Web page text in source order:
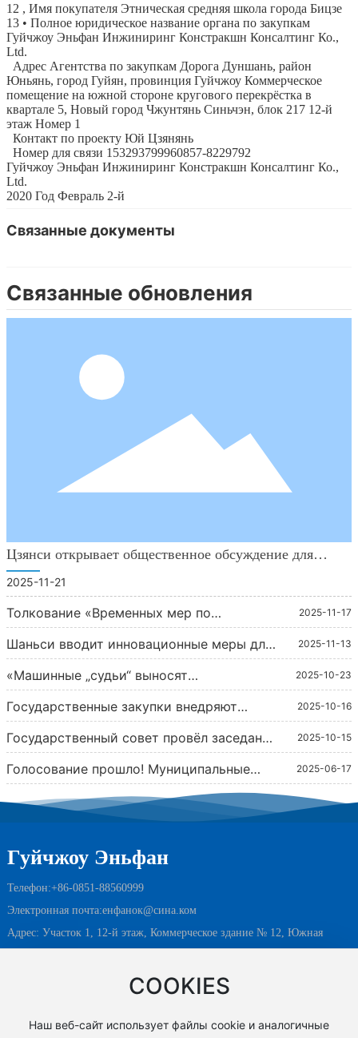
12 , Имя покупателя Этническая средняя школа города Бицзе
13 • Полное юридическое название органа по закупкам
Гуйчжоу Эньфан Инжиниринг Констракшн Консалтинг Ко.,
Ltd.
Адрес Агентства по закупкам Дорога Дуншань, район
Юньянь, город Гуйян, провинция Гуйчжоу Коммерческое
помещение на южной стороне кругового перекрёстка в
квартале 5, Новый город Чжунтянь Синьчэн, блок 217 12-й
этаж Номер 1
Контакт по проекту Юй Цзянянь
Номер для связи 153293799960857-8229792
Гуйчжоу Эньфан Инжиниринг Констракшн Консалтинг Ко.,
Ltd.
2020 Год Февраль 2-й
Связанные документы
Связанные обновления
Цзянси открывает общественное обсуждение для
решения вопроса о чрезвычайно низких ценах.
———
2025-11-21
Толкование «Временных мер по
управлению организациями,
осуществляющими торги для проектов в
области инженерного строительства»
2025-11-17
Шаньси вводит инновационные меры для
стандартизации оценки государственных
закупок
2025-11-13
«Машинные „судьи“ выносят
справедливые „ударные“ решения —
первые впечатления о реформе
„машинного управления тендерами“ в
Чанша, Хунань»
2025-10-23
Государственные закупки внедряют
единые стандарты, что позволяет
отечественным и зарубежным
предприятиям конкурировать на равных
условиях и открывает доступ к рынку
объёмом 3 триллиона долларов.
2025-10-16
Государственный совет провёл заседание
исполнительного органа, на котором
обсудил внедрение стандартов
отечественных товаров и
соответствующих политик в
государственных закупках.
2025-10-15
Голосование прошло! Муниципальные
правила Чунцина о проведении торгов и
тендеров вступят в силу 1 августа.
2025-06-17
Гуйчжоу Эньфан
Телефон:+86-0851-88560999
Электронная почта:енфанок@сина.ком
Адрес: Участок 1, 12-й этаж, Коммерческое здание № 12, Южная
улица Дуншань № 217, район Юньянь, город Гуйян, провинция
COOKIES
Наш веб-сайт использует файлы cookie и аналогичные